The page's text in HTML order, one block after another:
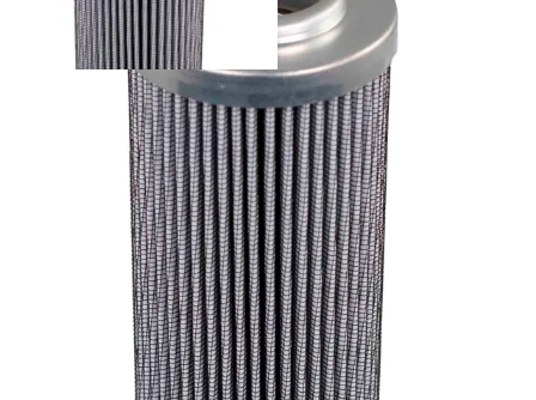
930198Q - Parker suodatinelementti
Suunnitteluratkaisut
Hydrauliikkaletkut
Erikoisletkut
Kokoonpano ja räätälöinti
Päävarasto
Digitaaliset tilauskanavat
Myymälät
Palveluvarastot
Ennakoiva kartoitus
Enerpac-huolto
24h päivystys